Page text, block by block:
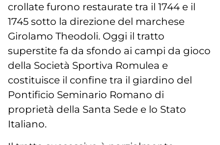
crollate furono restaurate tra il 1744 e il
1745 sotto la direzione del marchese
Girolamo Theodoli. Oggi il tratto
superstite fa da sfondo ai campi da gioco
della Società Sportiva Romulea e
costituisce il confine tra il giardino del
Pontificio Seminario Romano di
proprietà della Santa Sede e lo Stato
Italiano.